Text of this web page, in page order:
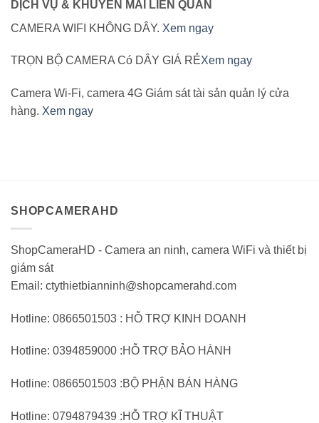
DỊCH VỤ & KHUYẾN MÃI LIÊN QUAN
CAMERA WIFI KHÔNG DÂY. Xem ngay
TRỌN BỘ CAMERA Có DÂY GIÁ RẺXem ngay
Camera Wi-Fi, camera 4G Giám sát tài sản quản lý cửa
hàng. Xem ngay
SHOPCAMERAHD
ShopCameraHD - Camera an ninh, camera WiFi và thiết bị
giám sát
Email: ctythietbianninh@shopcamerahd.com
Hotline: 0866501503 : HỖ TRỢ KINH DOANH
Hotline: 0394859000 :HỖ TRỢ BẢO HÀNH
Hotline: 0866501503 :BỘ PHẬN BÁN HÀNG
Hotline: 0794879439 :HỖ TRỢ KĨ THUẬT